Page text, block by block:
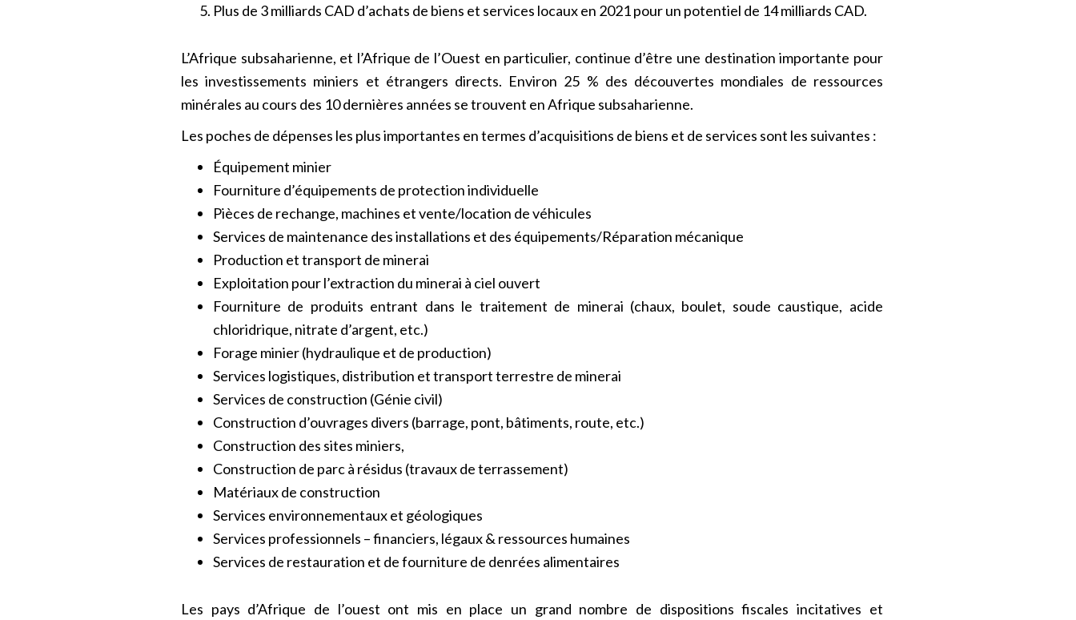
Plus de 3 milliards CAD d’achats de biens et services locaux en 2021 pour un potentiel de 14 milliards CAD.
L’Afrique subsaharienne, et l’Afrique de l’Ouest en particulier, continue d’être une destination importante pour
les investissements miniers et étrangers directs. Environ 25 % des découvertes mondiales de ressources
minérales au cours des 10 dernières années se trouvent en Afrique subsaharienne.
Les poches de dépenses les plus importantes en termes d’acquisitions de biens et de services sont les suivantes :
Équipement minier
Fourniture d’équipements de protection individuelle
Pièces de rechange, machines et vente/location de véhicules
Services de maintenance des installations et des équipements/Réparation mécanique
Production et transport de minerai
Exploitation pour l’extraction du minerai à ciel ouvert
Fourniture de produits entrant dans le traitement de minerai (chaux, boulet, soude caustique, acide
chloridrique, nitrate d’argent, etc.)
Forage minier (hydraulique et de production)
Services logistiques, distribution et transport terrestre de minerai
Services de construction (Génie civil)
Construction d’ouvrages divers (barrage, pont, bâtiments, route, etc.)
Construction des sites miniers,
Construction de parc à résidus (travaux de terrassement)
Matériaux de construction
Services environnementaux et géologiques
Services professionnels – financiers, légaux & ressources humaines
Services de restauration et de fourniture de denrées alimentaires
Les pays d’Afrique de l’ouest ont mis en place un grand nombre de dispositions fiscales incitatives et